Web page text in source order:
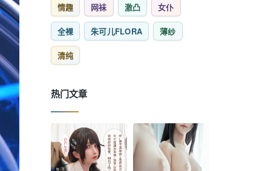
情趣 网袜 激凸 女仆
全裸 朱可儿FLORA 薄纱
清纯
热门文章